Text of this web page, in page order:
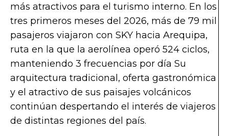
más atractivos para el turismo interno. En los
tres primeros meses del 2026, más de 79 mil
pasajeros viajaron con SKY hacia Arequipa,
ruta en la que la aerolínea operó 524 ciclos,
manteniendo 3 frecuencias por día Su
arquitectura tradicional, oferta gastronómica
y el atractivo de sus paisajes volcánicos
continúan despertando el interés de viajeros
de distintas regiones del país.